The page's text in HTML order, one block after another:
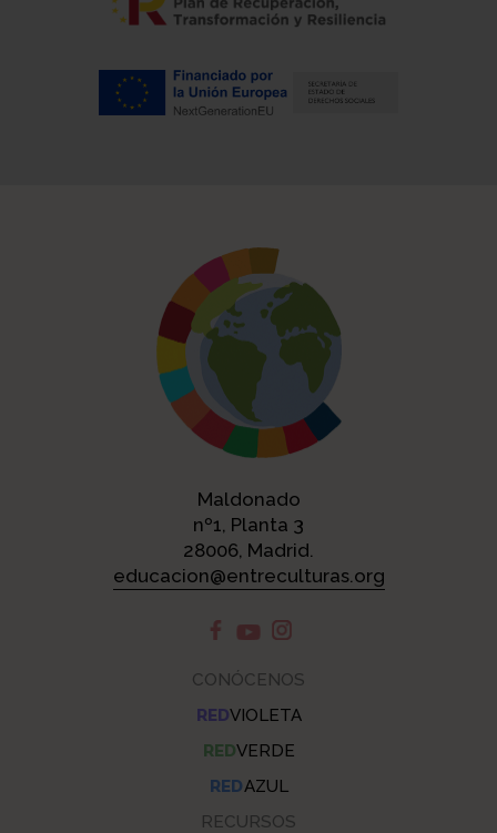
Maldonado
nº1, Planta 3
28006, Madrid.
educacion@entreculturas.org
CONÓCENOS
REDVIOLETA
REDVERDE
REDAZUL
RECURSOS